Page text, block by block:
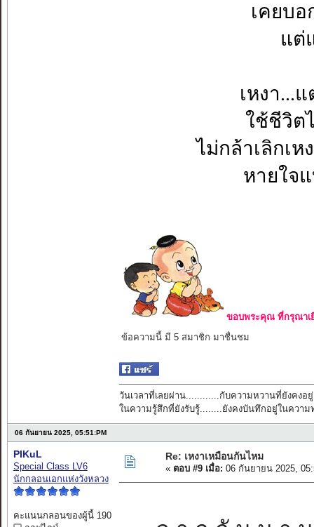
เคยบ
แต่
เหงา...
ใช้ชีวิต
ไม่กล้าเลิกเ
หายใจ
ขอบพระคุณ ที่กรุณาเ
ข้อความนี้ มี 5 สมาชิก มาชื่นชม
วันเวลาที่เลยผ่าน............กับความหวานที่ยังคงอยู่
ในความรู้สึกที่ยังรับรู้........ยังคงบันทึกอยู่ในความ
06 กันยายน 2025, 05:51:PM
PIKuL
Special Class LV6
นักกลอนเอกแห่งวังหลวง
คะแนนกลอนของผู้นี้ 190
Re: เหงาเหมือนกันไหม
« ตอบ #9 เมื่อ: 06 กันยายน 2025,